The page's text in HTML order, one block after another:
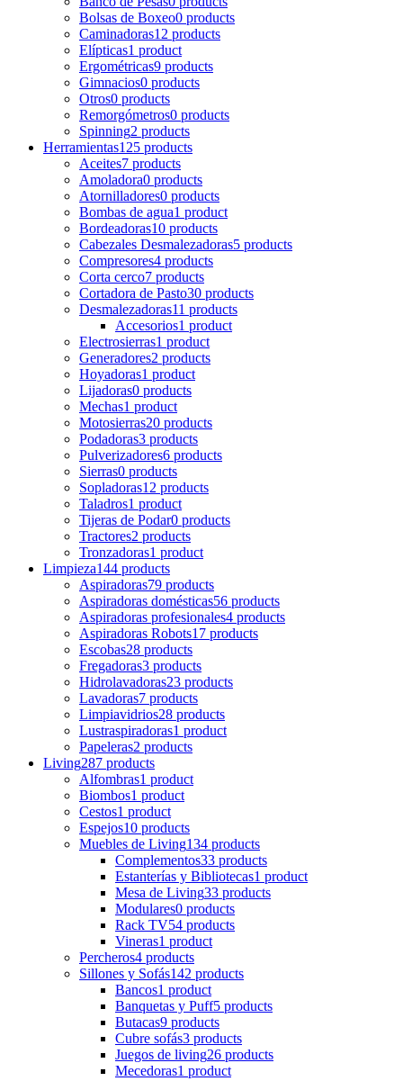
Bolsas de Boxeo0 products
Caminadoras12 products
Elípticas1 product
Ergométricas9 products
Gimnacios0 products
Otros0 products
Remorgómetros0 products
Spinning2 products
Herramientas125 products
Aceites7 products
Amoladora0 products
Atornilladores0 products
Bombas de agua1 product
Bordeadoras10 products
Cabezales Desmalezadoras5 products
Compresores4 products
Corta cerco7 products
Cortadora de Pasto30 products
Desmalezadoras11 products
Accesorios1 product
Electrosierras1 product
Generadores2 products
Hoyadoras1 product
Lijadoras0 products
Mechas1 product
Motosierras20 products
Podadoras3 products
Pulverizadores6 products
Sierras0 products
Sopladoras12 products
Taladros1 product
Tijeras de Podar0 products
Tractores2 products
Tronzadoras1 product
Limpieza144 products
Aspiradoras79 products
Aspiradoras domésticas56 products
Aspiradoras profesionales4 products
Aspiradoras Robots17 products
Escobas28 products
Fregadoras3 products
Hidrolavadoras23 products
Lavadoras7 products
Limpiavidrios28 products
Lustraspiradoras1 product
Papeleras2 products
Living287 products
Alfombras1 product
Biombos1 product
Cestos1 product
Espejos10 products
Muebles de Living134 products
Complementos33 products
Estanterías y Bibliotecas1 product
Mesa de Living33 products
Modulares0 products
Rack TV54 products
Vineras1 product
Percheros4 products
Sillones y Sofás142 products
Bancos1 product
Banquetas y Puff5 products
Butacas9 products
Cubre sofás3 products
Juegos de living26 products
Mecedoras1 product